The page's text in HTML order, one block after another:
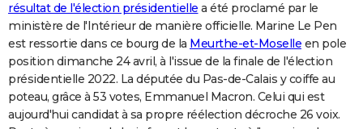
résultat de l'élection présidentielle a été proclamé par le
ministère de l'Intérieur de manière officielle. Marine Le Pen
est ressortie dans ce bourg de la Meurthe-et-Moselle en pole
position dimanche 24 avril, à l'issue de la finale de l'élection
présidentielle 2022. La députée du Pas-de-Calais y coiffe au
poteau, grâce à 53 votes, Emmanuel Macron. Celui qui est
aujourd'hui candidat à sa propre réélection décroche 26 voix.